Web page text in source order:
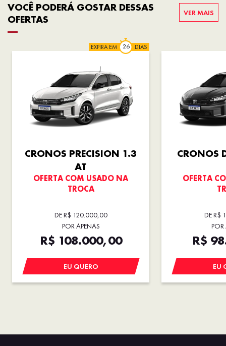
VOCÊ PODERÁ GOSTAR DESSAS
OFERTAS
VER MAIS
EXPIRA EM DIAS
CRONOS PRECISION 1.3
AT
OFERTA COM USADO NA
TROCA
DE R$ 120.000,00
POR APENAS
R$ 108.000,00
EU QUERO
CRONOS
OFERTA
DE R$
POR
R$
EU